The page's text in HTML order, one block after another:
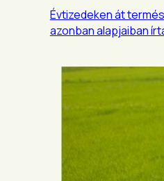
Évtizedeken át
azonban alapjaiban